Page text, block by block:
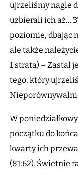
ujrzeliśmy nagle
uzbierali ich aż…
poziomie, dbając
ale także
1 strata) – Zastal
tego, który
W
początku do
kwarty ich
(81:62). Świetnie